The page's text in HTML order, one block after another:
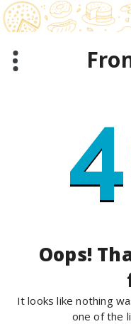
Skip
to
content
Oops!
It looks like nothing
one of the